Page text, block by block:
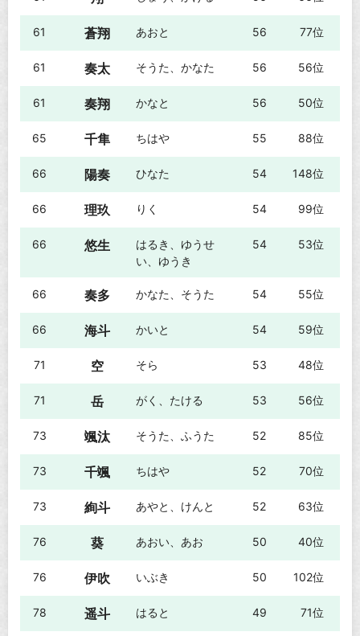
61 蒼翔 あおと 56 77位
61 奏太 そうた、かなた 56 56位
61 奏翔 かなと 56 50位
65 千隼 ちはや 55 88位
66 陽奏 ひなた 54 148位
66 理玖 りく 54 99位
66 悠生
はるき、ゆうせ
い、ゆうき
54 53位
66 奏多 かなた、そうた 54 55位
66 海斗 かいと 54 59位
71 空 そら 53 48位
71 岳 がく、たける 53 56位
73 颯汰 そうた、ふうた 52 85位
73 千颯 ちはや 52 70位
73 絢斗 あやと、けんと 52 63位
76 葵 あおい、あお 50 40位
76 伊吹 いぶき 50 102位
78 遥斗 はると 49 71位